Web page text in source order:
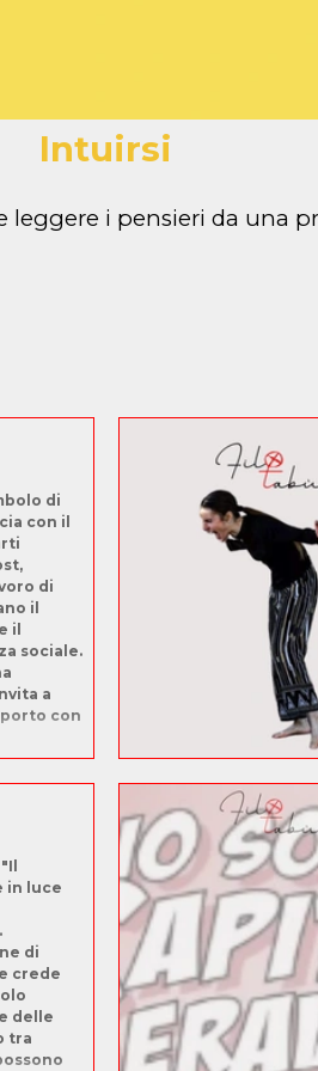
Intuirsi
leggere i pensieri da una
di
con il
di
il
il
sociale.
a
con
in luce
di
crede
delle
tra